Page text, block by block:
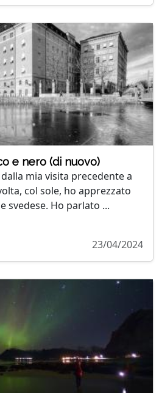
e nero (di nuovo)
mia visita precedente a
col sole, ho apprezzato
svedese. Ho parlato ...
23/04/2024